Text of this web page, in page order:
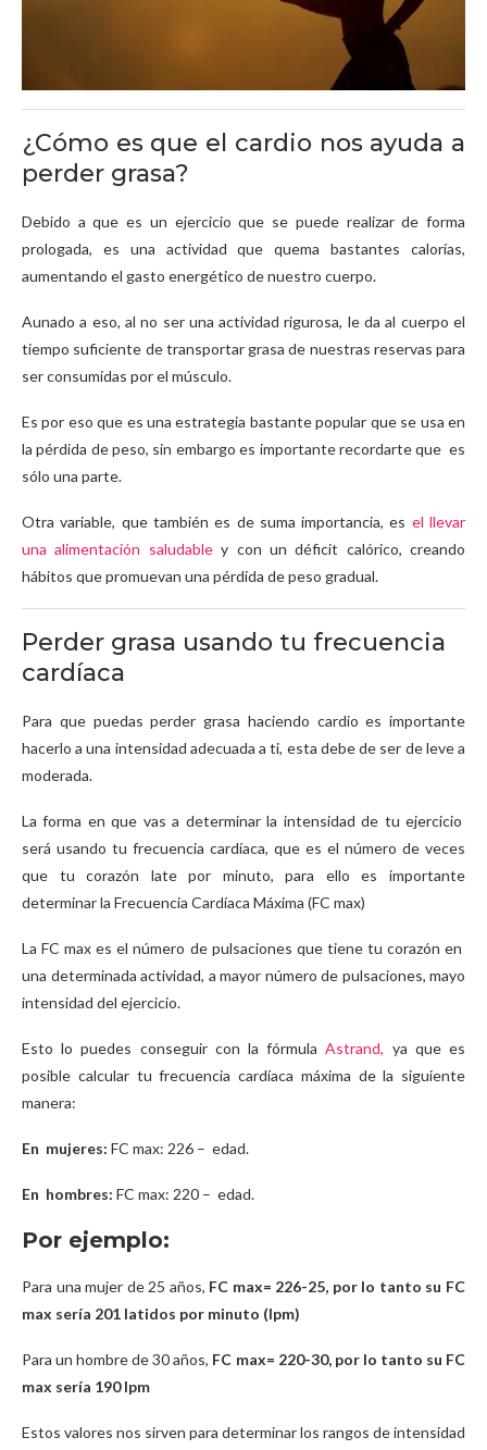
¿Cómo es que el cardio nos ayuda a
perder grasa?
Debido a que es un ejercicio que se puede realizar de forma
prologada, es una actividad que quema bastantes calorías,
aumentando el gasto energético de nuestro cuerpo.
Aunado a eso, al no ser una actividad rigurosa, le da al cuerpo el
tiempo suficiente de transportar grasa de nuestras reservas para
ser consumidas por el músculo.
Es por eso que es una estrategia bastante popular que se usa en
la pérdida de peso, sin embargo es importante recordarte que es
sólo una parte.
Otra variable, que también es de suma importancia, es el llevar
una alimentación saludabley con un déficit calórico, creando
hábitos que promuevan una pérdida de peso gradual.
Perder grasa usando tu frecuencia
cardíaca
Para que puedas perder grasa haciendo cardio es importante
hacerlo a una intensidad adecuada a ti, esta debe de ser de leve a
moderada.
La forma en que vas a determinar la intensidad de tu ejercicio
será usando tu frecuencia cardíaca, que es el número de veces
que tu corazón late por minuto, para ello es importante
determinar la Frecuencia Cardíaca Máxima (FC max)
La FC max es el número de pulsaciones que tiene tu corazón en
una determinada actividad, a mayor número de pulsaciones, mayo
intensidad del ejercicio.
Esto lo puedes conseguir con la fórmulaAstrand, ya que es
posible calcular tu frecuencia cardíaca máxima de la siguiente
manera:
En mujeres: FC max: 226 – edad.
En hombres: FC max: 220 – edad.
Por ejemplo:
Para una mujer de 25 años, FC max= 226-25, por lo tanto su FC
max sería 201 latidos por minuto (lpm)
Para un hombre de 30 años, FC max= 220-30, por lo tanto su FC
max sería 190 lpm
Estos valores nos sirven para determinar los rangos de intensidad